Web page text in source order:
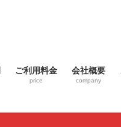
ご利用料金
price
会社概要
company